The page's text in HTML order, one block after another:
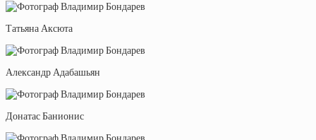
Татьяна Аксюта
Александр Адабашьян
Донатас Банионис